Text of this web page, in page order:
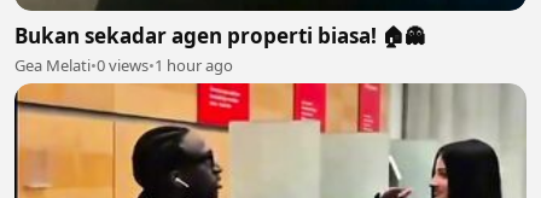
Bukan sekadar agen properti biasa! 🏠👻
Gea Melati•0 views•1 hour ago